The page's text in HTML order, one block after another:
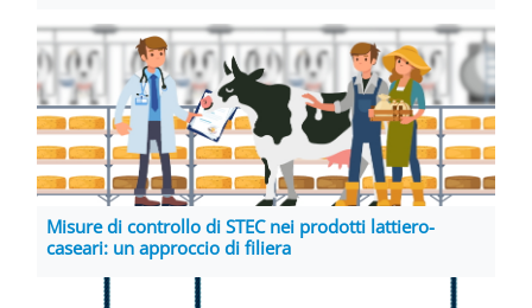
Misure di controllo di STEC nei prodotti lattiero-
caseari: un approccio di filiera